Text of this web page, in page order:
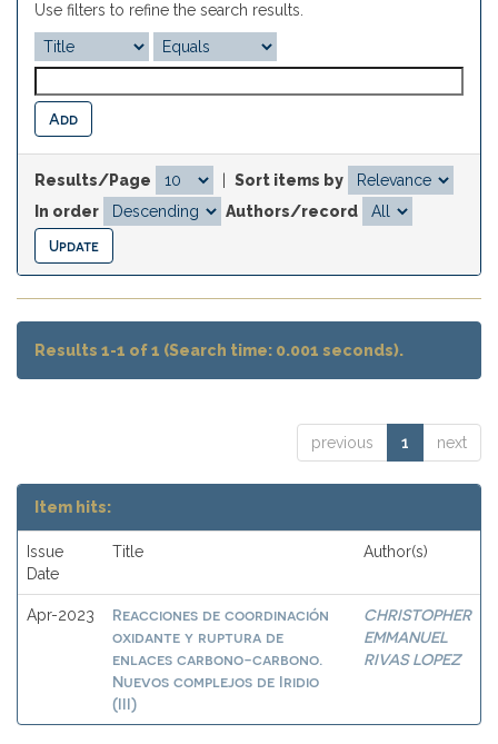
Use filters to refine the search results.
Results/Page
Sort items by
In order
Authors/record
Results 1-1 of 1 (Search time: 0.001 seconds).
previous 1 next
Item hits:
Issue
Date
Title Author(s)
Apr-2023
Reacciones de coordinación
oxidante y ruptura de
enlaces carbono-carbono.
Nuevos complejos de Iridio
(III)
CHRISTOPHER
EMMANUEL
RIVAS LOPEZ